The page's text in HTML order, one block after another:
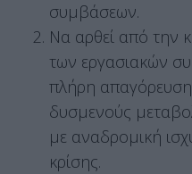
συμβάσεων.
Να αρθεί από την
των εργασιακών
πλήρη
δυσμενούς
με αναδρομική
κρίσης.